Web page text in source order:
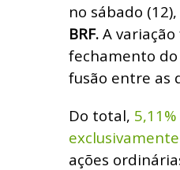
no sábado
BRF. A
fechamento do
fusão entre as
Do total,
ações